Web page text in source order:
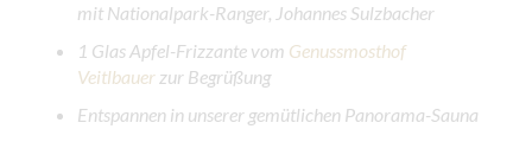
mit Nationalpark-Ranger, Johannes Sulzbacher
1 Glas Apfel-Frizzante vom Genussmosthof
Veitlbauer zur Begrüßung
Entspannen in unserer gemütlichen Panorama-Sauna